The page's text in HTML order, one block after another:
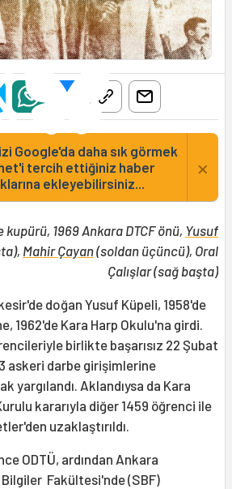
Google'da daha sık görmek
tercih ettiğiniz haber
ekleyebilirsiniz...
×
1969 Ankara DTCF önü, Yusuf
Mahir Çayan(soldan üçüncü), Oral
Çalışlar (sağ başta)
doğan Yusuf Küpeli, 1958'de
1962'de Kara Harp Okulu'na girdi.
birlikte başarısız 22 Şubat
askeri darbe girişimlerine
yargılandı. Aklandıysa da Kara
kararıyla diğer 1459 öğrenci ile
uzaklaştırıldı.
ODTÜ, ardından Ankara
Fakültesi'nde (SBF)